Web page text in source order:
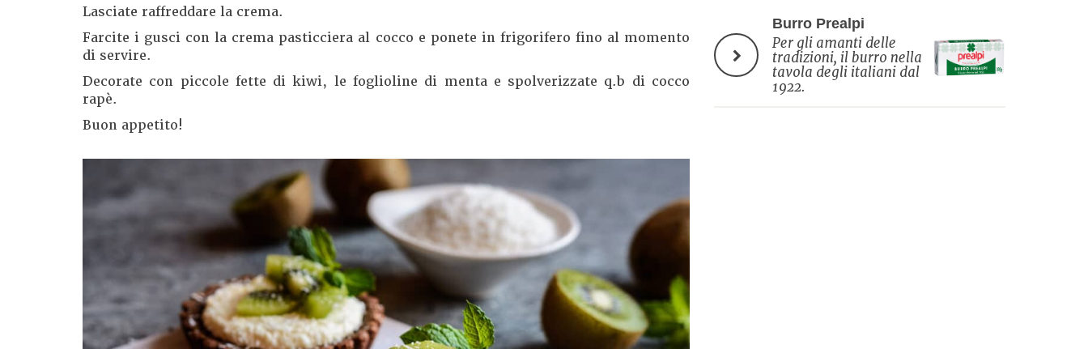
Lasciate raffreddare la crema.
Farcite i gusci con la crema pasticciera al cocco e ponete in frigorifero fino al momento
di servire.
Decorate con piccole fette di kiwi, le foglioline di menta e spolverizzate q.b di cocco
rapè.
Buon appetito!
Burro Prealpi
Per gli amanti delle
tradizioni, il burro nella
tavola degli italiani dal
1922.